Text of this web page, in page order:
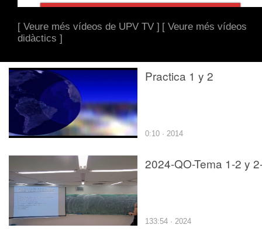
[ Veure més vídeos de UPV TV ] [ Veure més vídeos
didàctics ]
Practica 1 y 2
0:10 · 2014
2024-QO-Tema 1-2 y
133:54 · 2024